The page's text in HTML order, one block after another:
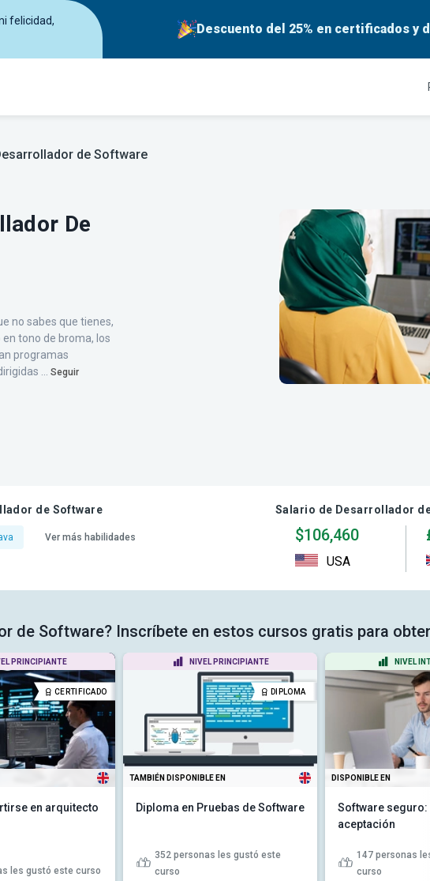
felicidad,
Descuento del 25% en certificados y
de Software
De
no sabes que tienes,
tono de broma, los
programas
... Seguir
de Software
Ver más habilidades
Salario de Desarrollador
$106,460
USA
de Software? Inscríbete en estos cursos gratis para
PRINCIPIANTE
CERTIFICADO
en arquitecto
les gustó este curso
NIVEL PRINCIPIANTE
DIPLOMA
TAMBIÉN DISPONIBLE EN
Diploma en Pruebas de Software
352 personas les gustó este
curso
NIVEL
DISPONIBLE EN
Software seguro:
aceptación
147 personas
curso